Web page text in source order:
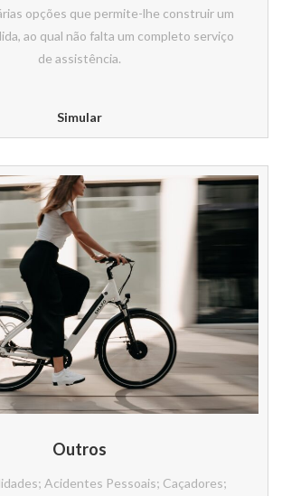
opções que permite-lhe construir um
ao qual não falta um completo serviço
de assistência.
Simular
Outros
Acidentes Pessoais; Caçadores;